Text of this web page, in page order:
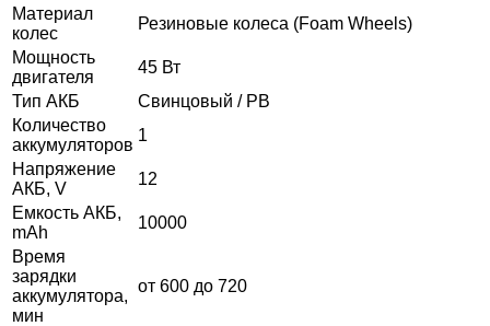
Материал
колес
Резиновые колеса (Foam Wheels)
Мощность
двигателя
45 Вт
Тип АКБ
Свинцовый / PB
Количество
аккумуляторов
1
Напряжение
АКБ, V
12
Емкость АКБ,
mAh
10000
Время
зарядки
аккумулятора,
мин
от 600 до 720